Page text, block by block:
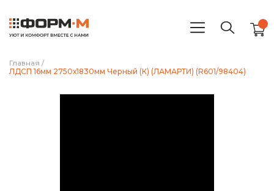
Главная /
ЛДСП 16мм 2750х1830мм Черный (К) (ЛАМАРТИ) (R601/98404)